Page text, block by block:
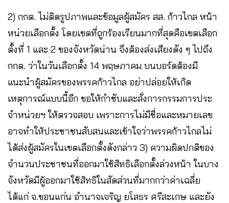
2) กกต. ไม่ติดรูปภาพและข้อมูลผู้สมัคร สส. ก้าวไกล หน้า
หน่วยเลือกตั้ง โดยเขตที่ถูกร้องเรียนมากที่สุดคือเขตเลือก
ตั้งที่ 1 และ 2 ของจังหวัดน่าน จึงต้องส่งเสียงดัง ๆ ไปถึง
กกต. ว่าในวันเลือกตั้ง 14 พฤษภาคม บนบอร์ดต้องมี
แนะนำผู้สมัครของพรรคก้าวไกล อย่าปล่อยให้เกิด
เหตุการณ์แบบนี้อีก ขอให้กำชับและสั่งการกรรมการประ
จำหน่วยฯ ให้ตรวจสอบ เพราะการไม่มีชื่อและหมายเลข
อาจทำให้ประชาชนสับสนและเข้าใจว่าพรรคก้าวไกลไม่
ได้ส่งผู้สมัครในเขตเลือกตั้งดังกล่าว 3) ความผิดปกติของ
จำนวนประชาชนที่ออกมาใช้สิทธิเลือกตั้งล่วงหน้า ในบาง
จังหวัดมีผู้ออกมาใช้สิทธิในสัดส่วนที่มากกว่าค่าเฉลี่ย
ได้แก่ จ.ขอนแก่น อำนาจเจริญ ยโสธร ศรีสะเกษ และยัง